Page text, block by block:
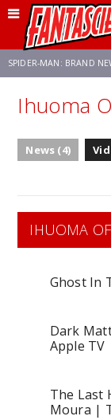
SPIDER-MAN: BRAND
FRANCO RICCIARDIELLO
Ihuoma
News (4)
IHUOMA
Ghost In
Dark
Apple TV
The Last
Moura |